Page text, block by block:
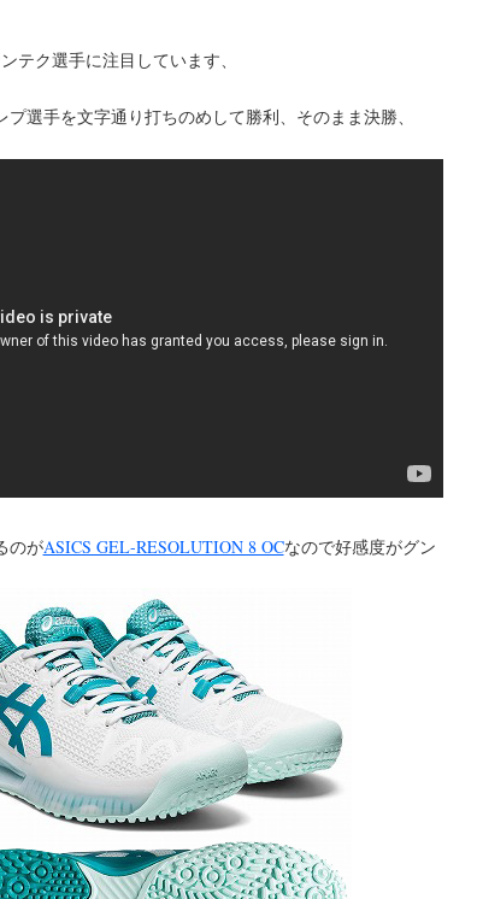
テク選手に注目しています、
選手を文字通り打ちのめして勝利、そのまま決勝、
のがASICS GEL-RESOLUTION 8 OCなので好感度がグン